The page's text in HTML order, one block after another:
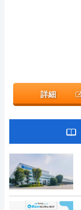
詳細